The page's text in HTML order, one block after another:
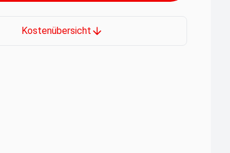
Kostenübersicht